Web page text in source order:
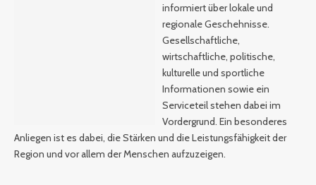
informiert über lokale und
regionale Geschehnisse.
Gesellschaftliche,
wirtschaftliche, politische,
kulturelle und sportliche
Informationen sowie ein
Serviceteil stehen dabei im
Vordergrund. Ein besonderes
Anliegen ist es dabei, die Stärken und die Leistungsfähigkeit der
Region und vor allem der Menschen aufzuzeigen.